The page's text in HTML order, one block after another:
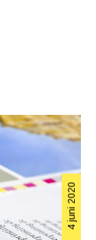
4 juni 2020